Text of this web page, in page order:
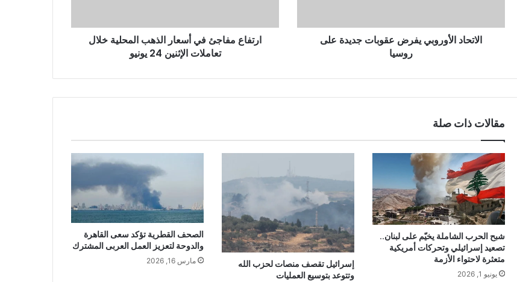
الاتحاد الأوروبي يفرض عقوبات جديدة على
روسيا
ارتفاع مفاجئ في أسعار الذهب المحلية خلال
تعاملات الإثنين 24 يونيو
مقالات ذات صلة
شبح الحرب الشاملة يخيّم على لبنان..
تصعيد إسرائيلي وتحركات أمريكية
متعثرة لاحتواء الأزمة
يونيو 1, 2026
إسرائيل تقصف منصات لحزب الله
وتتوعد بتوسيع العمليات
الصحف القطرية تؤكد سعى القاهرة
والدوحة لتعزيز العمل العربى المشترك
مارس 16, 2026